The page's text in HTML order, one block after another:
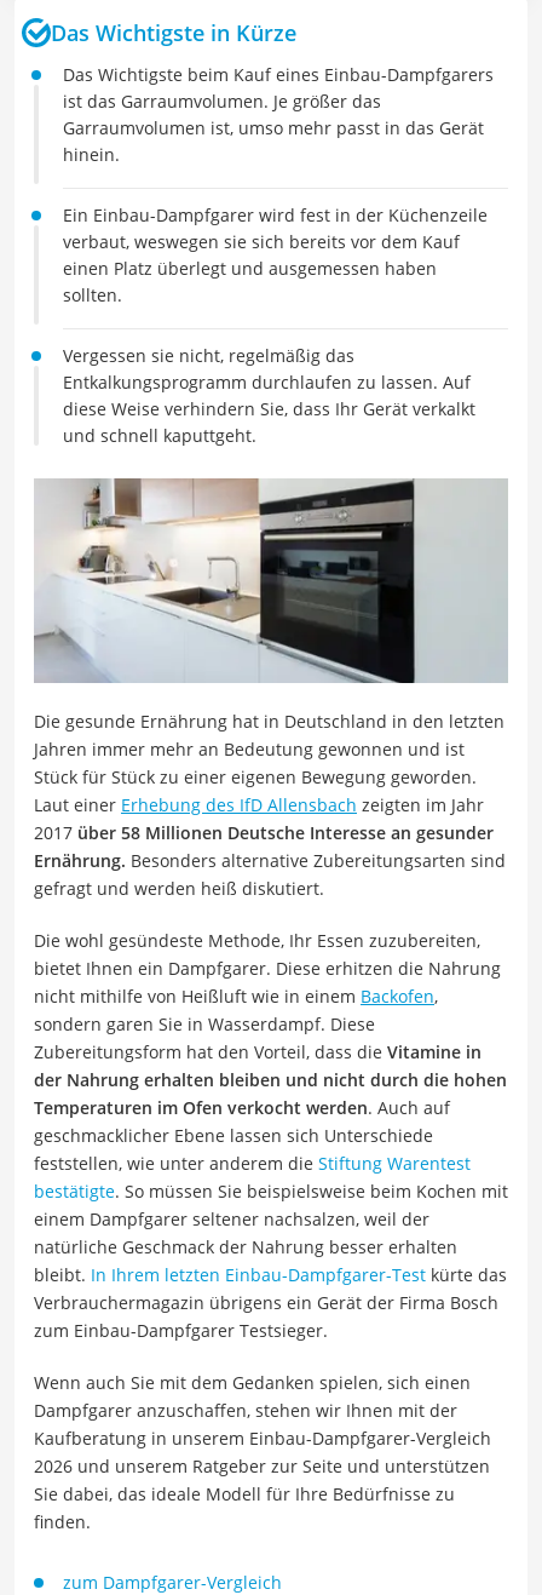
Das Wichtigste in Kürze
Das Wichtigste beim Kauf eines Einbau-Dampfgarers
ist das Garraumvolumen. Je größer das
Garraumvolumen ist, umso mehr passt in das Gerät
hinein.
Ein Einbau-Dampfgarer wird fest in der Küchenzeile
verbaut, weswegen sie sich bereits vor dem Kauf
einen Platz überlegt und ausgemessen haben
sollten.
Vergessen sie nicht, regelmäßig das
Entkalkungsprogramm durchlaufen zu lassen. Auf
diese Weise verhindern Sie, dass Ihr Gerät verkalkt
und schnell kaputtgeht.
Die gesunde Ernährung hat in Deutschland in den letzten
Jahren immer mehr an Bedeutung gewonnen und ist
Stück für Stück zu einer eigenen Bewegung geworden.
Laut einer Erhebung des IfD Allensbach zeigten im Jahr
2017 über 58 Millionen Deutsche Interesse an gesunder
Ernährung. Besonders alternative Zubereitungsarten sind
gefragt und werden heiß diskutiert.
Die wohl gesündeste Methode, Ihr Essen zuzubereiten,
bietet Ihnen ein Dampfgarer. Diese erhitzen die Nahrung
nicht mithilfe von Heißluft wie in einem Backofen,
sondern garen Sie in Wasserdampf. Diese
Zubereitungsform hat den Vorteil, dass die Vitamine in
der Nahrung erhalten bleiben und nicht durch die hohen
Temperaturen im Ofen verkocht werden. Auch auf
geschmacklicher Ebene lassen sich Unterschiede
feststellen, wie unter anderem die Stiftung Warentest
bestätigte. So müssen Sie beispielsweise beim Kochen mit
einem Dampfgarer seltener nachsalzen, weil der
natürliche Geschmack der Nahrung besser erhalten
bleibt. In Ihrem letzten Einbau-Dampfgarer-Test kürte das
Verbrauchermagazin übrigens ein Gerät der Firma Bosch
zum Einbau-Dampfgarer Testsieger.
Wenn auch Sie mit dem Gedanken spielen, sich einen
Dampfgarer anzuschaffen, stehen wir Ihnen mit der
Kaufberatung in unserem Einbau-Dampfgarer-Vergleich
2026 und unserem Ratgeber zur Seite und unterstützen
Sie dabei, das ideale Modell für Ihre Bedürfnisse zu
finden.
zum Dampfgarer-Vergleich